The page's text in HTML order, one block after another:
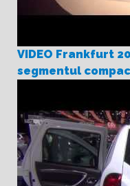
VIDEO Frankfurt
segmentul